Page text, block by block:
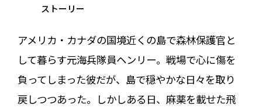
ストーリー
アメリカ・カナダの国境近くの島で森林保護官と
して暮らす元海兵隊員ヘンリー。戦場で心に傷を
負ってしまった彼だが、島で穏やかな日々を取り
戻しつつあった。しかしある日、麻薬を載せた飛